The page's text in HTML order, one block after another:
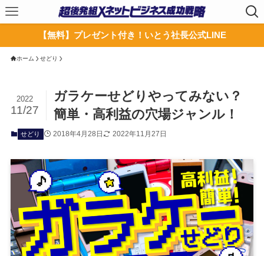
【無料】プレゼント付き！いとう社長公式LINE
ホーム せどり
ガラケーせどりやってみない？
簡単・高利益の穴場ジャンル！
2022
11/27
せどり 2018年4月28日 2022年11月27日